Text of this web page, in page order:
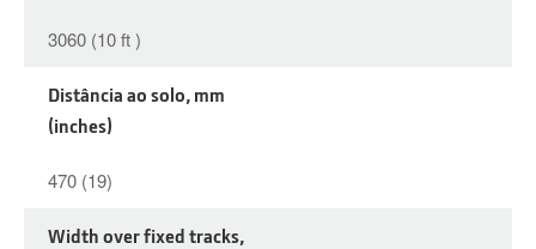
3060 (10 ft )
Distância ao solo, mm
(inches)
470 (19)
Width over fixed tracks,